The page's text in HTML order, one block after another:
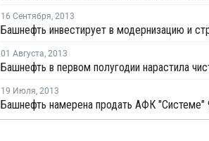
16 Сентября, 2013
01 Августа, 2013
19 Июля, 2013